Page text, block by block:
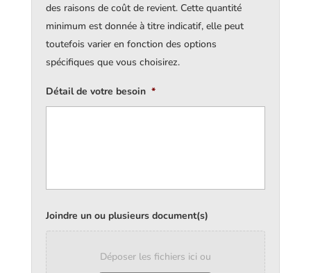
des raisons de coût de revient. Cette quantité
minimum est donnée à titre indicatif, elle peut
toutefois varier en fonction des options
spécifiques que vous choisirez.
Détail de votre besoin *
Joindre un ou plusieurs document(s)
Déposer les fichiers ici ou